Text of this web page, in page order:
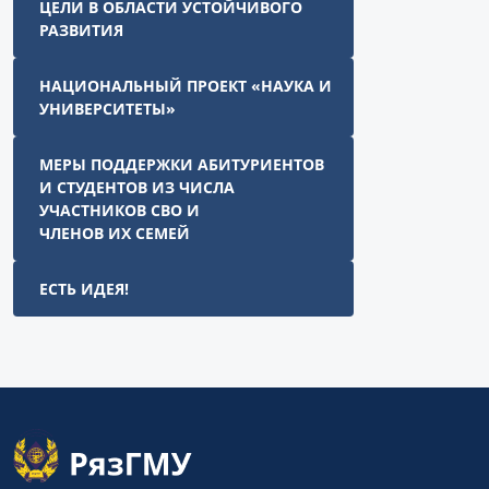
ЦЕЛИ В ОБЛАСТИ УСТОЙЧИВОГО
РАЗВИТИЯ
НАЦИОНАЛЬНЫЙ ПРОЕКТ «НАУКА И
УНИВЕРСИТЕТЫ»
МЕРЫ ПОДДЕРЖКИ АБИТУРИЕНТОВ
И СТУДЕНТОВ ИЗ ЧИСЛА
УЧАСТНИКОВ СВО И
ЧЛЕНОВ ИХ СЕМЕЙ
ЕСТЬ ИДЕЯ!